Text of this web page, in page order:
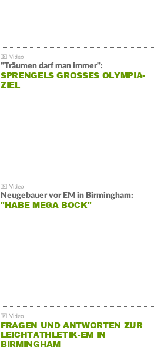
"Träumen darf man immer":
SPRENGELS GROSSES OLYMPIA-Z
IEL
Neugebauer vor EM in Birmingham:
"HABE MEGA BOCK"
FRAGEN UND ANTWORTEN ZUR
LEICHTATHLETIK-EM IN
BIRMINGHAM